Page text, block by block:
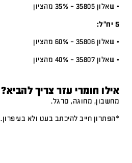
• שאלון 35805 – 35% מהציון
5 יח”ל:
• שאלון 35806 – 60% מהציון
• שאלון 35807 – 40% מהציון
אילו חומרי עזר צריך להביא?
מחשבון, מחוגה, סרגל.
*הפתרון חייב להיכתב בעט ולא בעיפרון.